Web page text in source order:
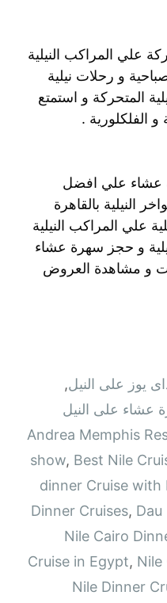
علي المراكب النيلية
و رحلات نيلية
المتحركة و استمتع
و الفلكلورية .
عشاء علي افضل
النيلية بالقاهرة
علي المراكب النيلية
و حجز سهرة عشاء
و مشاهدة العروض
يوز على النيل,
عشاء على النيل
Andrea Memphis
show, Best Nile
dinner Cruise with
Dinner Cruises, Dau
Nile Cairo
Cruise in Egypt, Nile
Nile Dinner